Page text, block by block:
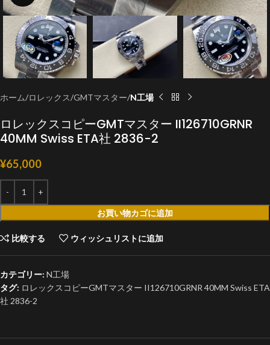
ホーム ロレックス GMTマスター N工場
ロレックスコピーGMTマスター II126710GRNR
40MM Swiss ETA社 2836-2
¥65,000
お買い物カゴに追加
比較する ウィッシュリストに追加
カテゴリー: N工場
タグ: ロレックスコピーGMTマスター II126710GRNR 40MM Swiss ETA
社 2836-2